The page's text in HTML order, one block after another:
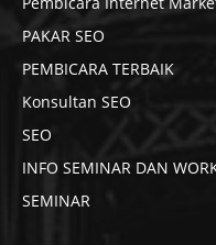
PAKAR SEO
PEMBICARA TERBAIK
Konsultan SEO
SEO
INFO SEMINAR DAN
SEMINAR